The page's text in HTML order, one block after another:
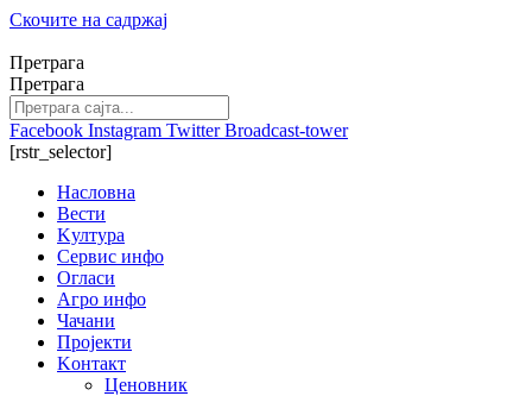
Скочите на садржај
Претрага
Претрага
Facebook Instagram Twitter Broadcast-tower
[rstr_selector]
Насловна
Вести
Kултура
Сервис инфо
Огласи
Агро инфо
Чачани
Пројекти
Kонтакт
Ценовник